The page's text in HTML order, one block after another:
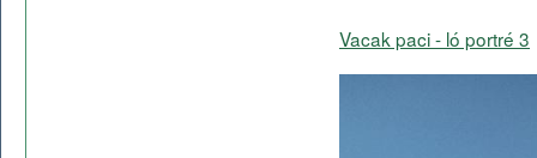
Vacak paci - ló portré 3